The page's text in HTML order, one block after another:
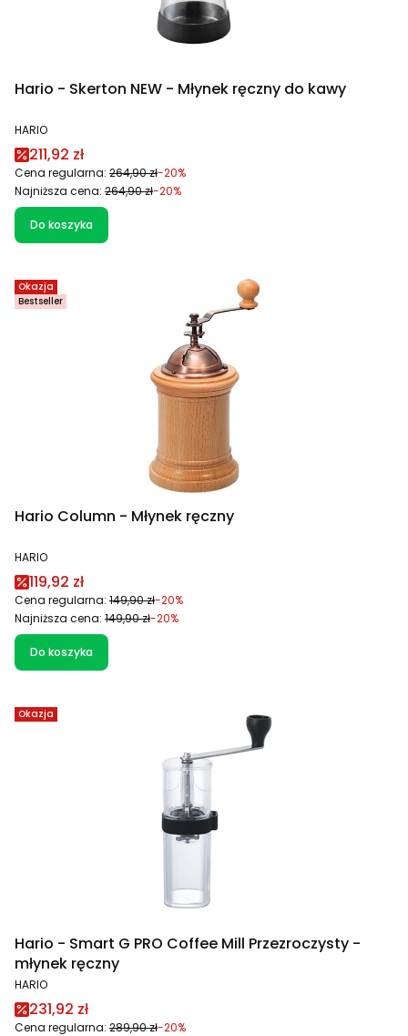
Hario - Skerton NEW - Młynek ręczny do kawy
PRODUCENT
HARIO
Cena promocyjna
211,92 zł
Cena regularna: 264,90 zł-20%
Najniższa cena: 264,90 zł-20%
Do koszyka
Okazja
Bestseller
Hario Column - Młynek ręczny
PRODUCENT
HARIO
Cena promocyjna
119,92 zł
Cena regularna: 149,90 zł-20%
Najniższa cena: 149,90 zł-20%
Do koszyka
Okazja
Hario - Smart G PRO Coffee Mill Przezroczysty -
młynek ręczny
PRODUCENT
HARIO
Cena promocyjna
231,92 zł
Cena regularna: 289,90 zł-20%